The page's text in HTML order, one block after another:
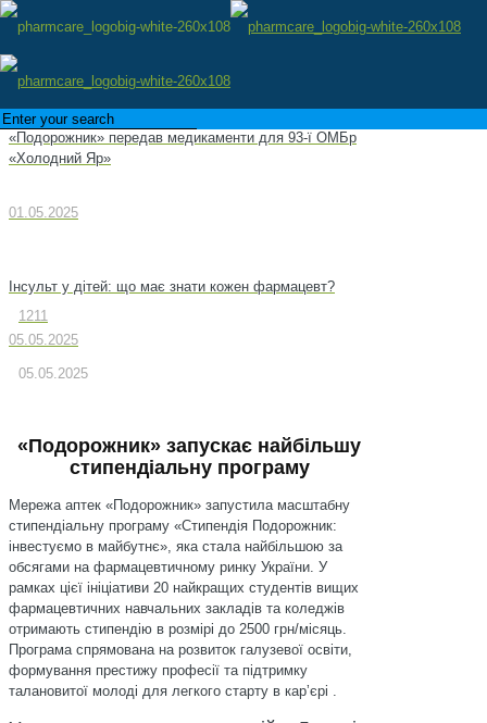
«Подорожник» передав медикаменти для 93-ї ОМБр
«Холодний Яр»
01.05.2025
Інсульт у дітей: що має знати кожен фармацевт?
05.05.2025
1211
05.05.2025
«Подорожник» запускає найбільшу
стипендіальну програму
Мережа аптек «Подорожник» запустила масштабну
стипендіальну програму «Стипендія Подорожник:
інвестуємо в майбутнє», яка стала найбільшою за
обсягами на фармацевтичному ринку України. У
рамках цієї ініціативи 20 найкращих студентів вищих
фармацевтичних навчальних закладів та коледжів
отримають стипендію в розмірі до 2500 грн/місяць.
Програма спрямована на розвиток галузевої освіти,
формування престижу професії та підтримку
талановитої молоді для легкого старту в карʼєрі .